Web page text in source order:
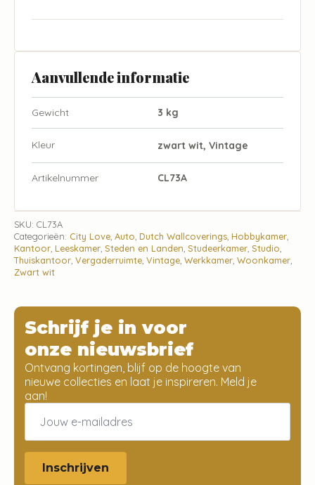
Aanvullende informatie
Gewicht 3 kg
Kleur zwart wit, Vintage
Artikelnummer CL73A
SKU: CL73A
Categorieën: City Love Auto Dutch Wallcoverings Hobbykamer
Kantoor Leeskamer Steden en Landen Studeerkamer Studio
Thuiskantoor Vergaderruimte Vintage Werkkamer Woonkamer
Zwart wit
Schrijf je in voor
onze nieuwsbrief
Ontvang kortingen, blijf op de hoogte van
nieuwe collecties en laat je inspireren. Meld je
aan!
Email
Inschrijven